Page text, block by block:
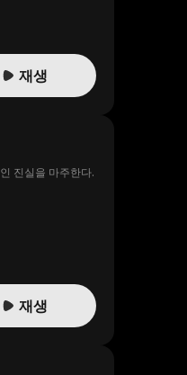
재생
진실을 마주한다.
재생